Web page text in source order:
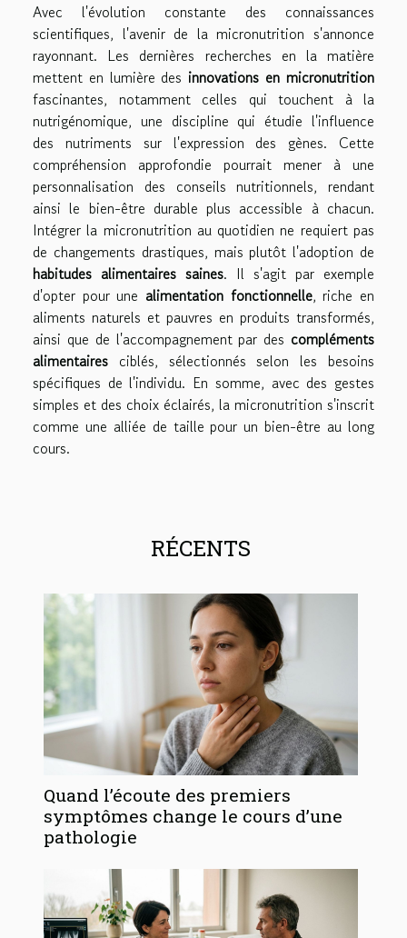
Avec l'évolution constante des connaissances
scientifiques, l'avenir de la micronutrition s'annonce
rayonnant. Les dernières recherches en la matière
mettent en lumière des innovations en micronutrition
fascinantes, notamment celles qui touchent à la
nutrigénomique, une discipline qui étudie l'influence
des nutriments sur l'expression des gènes. Cette
compréhension approfondie pourrait mener à une
personnalisation des conseils nutritionnels, rendant
ainsi le bien-être durable plus accessible à chacun.
Intégrer la micronutrition au quotidien ne requiert pas
de changements drastiques, mais plutôt l'adoption de
habitudes alimentaires saines. Il s'agit par exemple
d'opter pour une alimentation fonctionnelle, riche en
aliments naturels et pauvres en produits transformés,
ainsi que de l'accompagnement par des compléments
alimentaires ciblés, sélectionnés selon les besoins
spécifiques de l'individu. En somme, avec des gestes
simples et des choix éclairés, la micronutrition s'inscrit
comme une alliée de taille pour un bien-être au long
cours.
RÉCENTS
Quand l’écoute des premiers
symptômes change le cours d’une
pathologie